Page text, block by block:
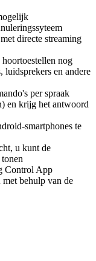
directe streaming
nog
luidsprekers en andere
per spraak
en krijg het antwoord
smartphones te
u kunt de
Control App
behulp van de